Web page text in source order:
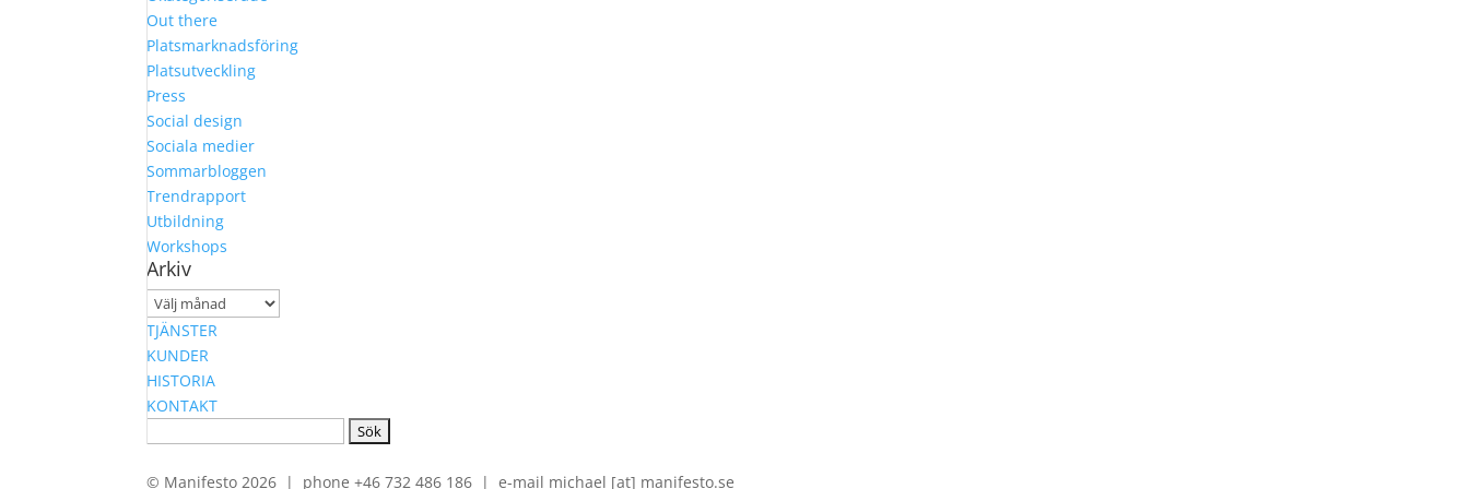
Out there
Platsmarknadsföring
Platsutveckling
Press
Social design
Sociala medier
Sommarbloggen
Trendrapport
Utbildning
Workshops
Arkiv
Arkiv
TJÄNSTER
KUNDER
HISTORIA
KONTAKT
© Manifesto 2026 | phone +46 732 486 186 | e-mail michael [at] manifesto.se